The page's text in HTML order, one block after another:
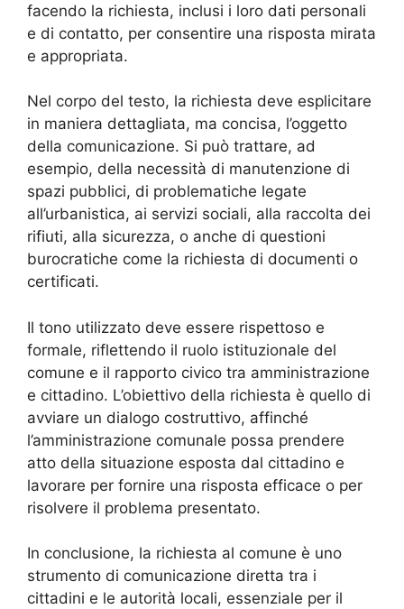
facendo la richiesta, inclusi i loro dati personali
e di contatto, per consentire una risposta mirata
e appropriata.
Nel corpo del testo, la richiesta deve esplicitare
in maniera dettagliata, ma concisa, l’oggetto
della comunicazione. Si può trattare, ad
esempio, della necessità di manutenzione di
spazi pubblici, di problematiche legate
all’urbanistica, ai servizi sociali, alla raccolta dei
rifiuti, alla sicurezza, o anche di questioni
burocratiche come la richiesta di documenti o
certificati.
Il tono utilizzato deve essere rispettoso e
formale, riflettendo il ruolo istituzionale del
comune e il rapporto civico tra amministrazione
e cittadino. L’obiettivo della richiesta è quello di
avviare un dialogo costruttivo, affinché
l’amministrazione comunale possa prendere
atto della situazione esposta dal cittadino e
lavorare per fornire una risposta efficace o per
risolvere il problema presentato.
In conclusione, la richiesta al comune è uno
strumento di comunicazione diretta tra i
cittadini e le autorità locali, essenziale per il